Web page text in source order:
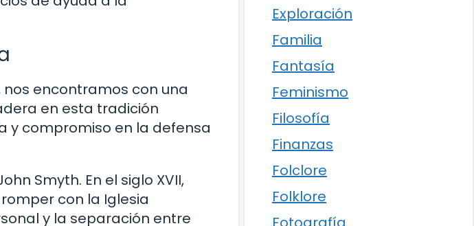
encontramos con una
en esta tradición
y compromiso en la defensa
Smyth. En el siglo XVII,
con la Iglesia
y la separación entre
Exploración
Familia
Fantasía
Feminismo
Filosofía
Finanzas
Folclore
Folklore